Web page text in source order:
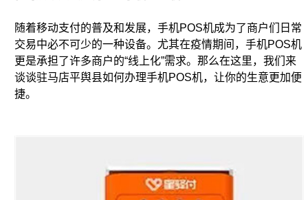
随着移动支付的普及和发展，手机POS机成为了商户们日常
交易中必不可少的一种设备。尤其在疫情期间，手机POS机
更是承担了许多商户的“线上化”需求。那么在这里，我们来
谈谈驻马店平舆县如何办理手机POS机，让你的生意更加便
捷。